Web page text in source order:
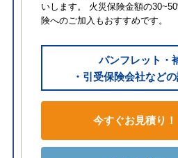
いします。 火災保険金額の
険へのご加入もおすすめです。
パンフレット・
・引受保険会社など
今すぐお見積り！